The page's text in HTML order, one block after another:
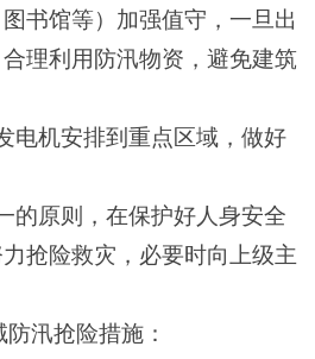
书馆等）加强值守，一旦出
理利用防汛物资，避免建筑
电机安排到重点区域，做好
的原则，在保护好人身安全
抢险救灾，必要时向上级主
防汛抢险措施：